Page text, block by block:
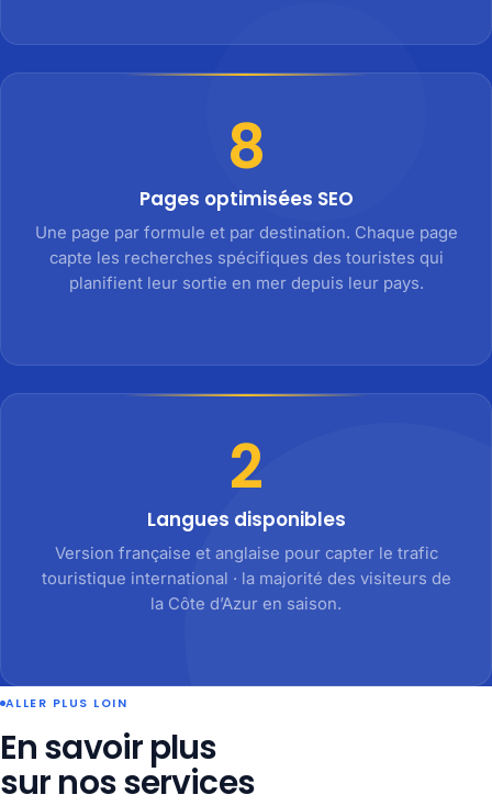
8
Pages optimisées SEO
Une page par formule et par destination. Chaque page
capte les recherches spécifiques des touristes qui
planifient leur sortie en mer depuis leur pays.
2
Langues disponibles
Version française et anglaise pour capter le trafic
touristique international · la majorité des visiteurs de
la Côte d’Azur en saison.
ALLER PLUS LOIN
En savoir plus
sur nos services